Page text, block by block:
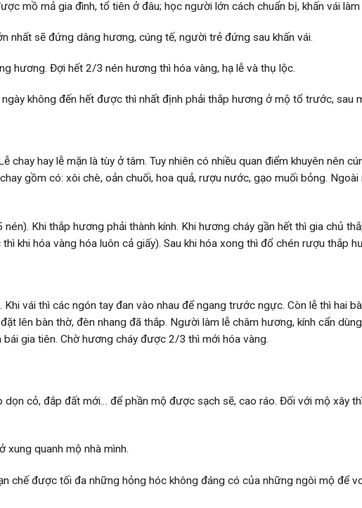
mồ mả gia đình, tổ tiên ở đâu; học người lớn cách chuẩn bị, khấn vái
nhất sẽ đứng dâng hương, cúng tế, người trẻ đứng sau khấn vái.
hương. Đợi hết 2/3 nén hương thì hóa vàng, hạ lễ và thụ lộc.
không đến hết được thì nhất định phải thắp hương ở mộ tổ trước, sau
chay hay lễ mặn là tùy ở tâm. Tuy nhiên có nhiều quan điểm khuyên nên
gồm có: xôi chè, oản chuối, hoa quả, rượu nước, gạo muối bỏng.
Khi thắp hương phải thành kính. Khi hương cháy gần hết thì gia chủ
khi hóa vàng hóa luôn cả giấy). Sau khi hóa xong thì đổ chén rượu thắp
Khi vái thì các ngón tay đan vào nhau để ngang trước ngực. Còn lễ thì hai
lên bàn thờ, đèn nhang đã thắp. Người làm lễ châm hương, kính cẩn
gia tiên. Chờ hương cháy được 2/3 thì mới hóa vàng.
cỏ, đắp đất mới… để phần mộ được sạch sẽ, cao ráo. Đối với mộ xây
xung quanh mộ nhà mình.
chế được tối đa những hỏng hóc không đáng có của những ngôi mộ để